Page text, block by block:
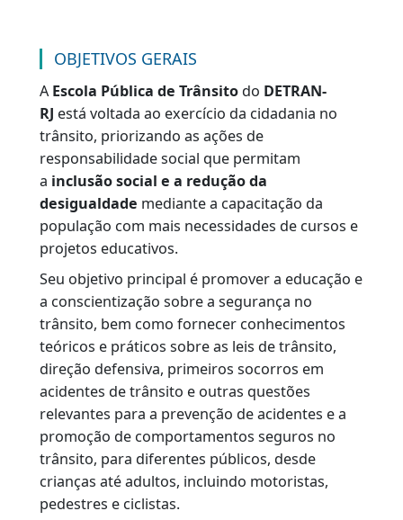
Coordenadoria-Geral de Educação para o
Trânsito do Departamento Estadual de Trânsito
(DETRAN) e dedicada a oferecer cursos,
treinamentos e atividades relacionadas à
segurança no trânsito para a comunidade em
geral.
OBJETIVOS GERAIS
AEscola Pública de Trânsitodo DETRAN-
RJestá voltada ao exercício da cidadania no
trânsito, priorizando as ações de
responsabilidade social que permitam
ainclusão social e a redução da
desigualdademediante a capacitação da
população com mais necessidades de cursos e
projetos educativos.